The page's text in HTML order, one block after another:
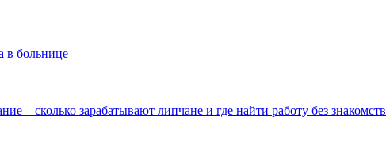
в больнице
– сколько зарабатывают липчане и где найти работу без знакомств